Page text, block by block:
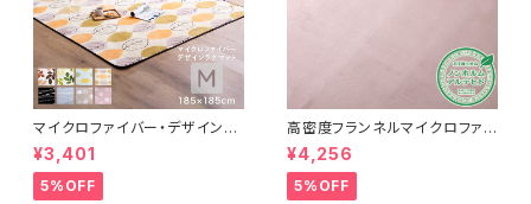
マイクロファイバー・デザインラ
グマットMサイズ（185×185cm）
洗えるラグマット 【WASHFA2】
FRG-D2-M
¥3,401
5%OFF
高密度フランネルマイクロファイ
バー・ラグマットLサイズ（200×2
50cm）洗えるラグマット｜ナル
トレア
¥4,256
5%OFF